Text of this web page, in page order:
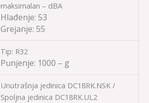
maksimalan – dBA
Hlađenje: 53
Grejanje: 55
Tip: R32
Punjenje: 1000 – g
Unutrašnja jedinica DC18RK.NSK /
Spoljna jedinica DC18RK.UL2